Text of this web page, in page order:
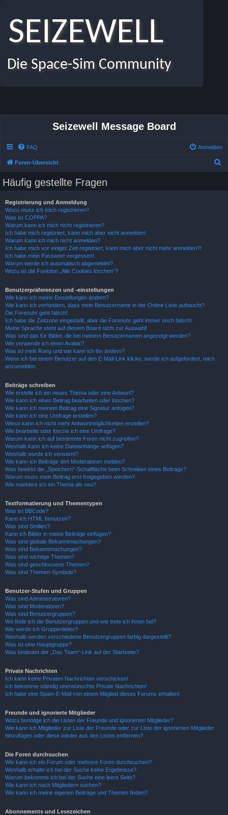
SEIZEWELL
Die Space-Sim Community
Seizewell Message Board
FAQ Anmelden
Foren-Übersicht
Häufig gestellte Fragen
Registrierung und Anmeldung
Wozu muss ich mich registrieren?
Was ist COPPA?
Warum kann ich mich nicht registrieren?
Ich habe mich registriert, kann mich aber nicht anmelden!
Warum kann ich mich nicht anmelden?
Ich habe mich vor einiger Zeit registriert, kann mich aber nicht mehr anmelden?!
Ich habe mein Passwort vergessen!
Warum werde ich automatisch abgemeldet?
Wozu ist die Funktion „Alle Cookies löschen“?
Benutzerpräferenzen und -einstellungen
Wie kann ich meine Einstellungen ändern?
Wie kann ich verhindern, dass mein Benutzername in der Online-Liste auftaucht?
Die Forenuhr geht falsch!
Ich habe die Zeitzone eingestellt, aber die Forenuhr geht immer noch falsch!
Meine Sprache steht auf diesem Board nicht zur Auswahl!
Was sind das für Bilder, die bei meinem Benutzernamen angezeigt werden?
Wie verwende ich einen Avatar?
Was ist mein Rang und wie kann ich ihn ändern?
Wenn ich bei einem Benutzer auf den E-Mail-Link klicke, werde ich aufgefordert, mich
anzumelden.
Beiträge schreiben
Wie erstelle ich ein neues Thema oder eine Antwort?
Wie kann ich einen Beitrag bearbeiten oder löschen?
Wie kann ich meinem Beitrag eine Signatur anfügen?
Wie kann ich eine Umfrage erstellen?
Wieso kann ich nicht mehr Antwortmöglichkeiten erstellen?
Wie bearbeite oder lösche ich eine Umfrage?
Warum kann ich auf bestimmte Foren nicht zugreifen?
Weshalb kann ich keine Dateianhänge anfügen?
Weshalb wurde ich verwarnt?
Wie kann ich Beiträge den Moderatoren melden?
Was bewirkt die „Speichern“-Schaltfläche beim Schreiben eines Beitrags?
Warum muss mein Beitrag erst freigegeben werden?
Wie markiere ich ein Thema als neu?
Textformatierung und Thementypen
Was ist BBCode?
Kann ich HTML benutzen?
Was sind Smilies?
Kann ich Bilder in meine Beiträge einfügen?
Was sind globale Bekanntmachungen?
Was sind Bekanntmachungen?
Was sind wichtige Themen?
Was sind geschlossene Themen?
Was sind Themen-Symbole?
Benutzer-Stufen und Gruppen
Was sind Administratoren?
Was sind Moderatoren?
Was sind Benutzergruppen?
Wo finde ich die Benutzergruppen und wie trete ich ihnen bei?
Wie werde ich Gruppenleiter?
Weshalb werden verschiedene Benutzergruppen farbig dargestellt?
Was ist eine Hauptgruppe?
Was bedeutet der „Das Team“-Link auf der Startseite?
Private Nachrichten
Ich kann keine Privaten Nachrichten verschicken!
Ich bekomme ständig unerwünschte Private Nachrichten!
Ich habe eine Spam-E-Mail von einem Mitglied dieses Forums erhalten!
Freunde und ignorierte Mitglieder
Wozu benötige ich die Listen der Freunde und ignorierten Mitglieder?
Wie kann ich Mitglieder zur Liste der Freunde oder zur Liste der ignorierten Mitglieder
hinzufügen oder diese wieder aus den Listen entfernen?
Die Foren durchsuchen
Wie kann ich ein Forum oder mehrere Foren durchsuchen?
Weshalb erhalte ich bei der Suche keine Ergebnisse?
Warum bekomme ich bei der Suche eine leere Seite?
Wie kann ich nach Mitgliedern suchen?
Wie kann ich meine eigenen Beiträge und Themen finden?
Abonnements und Lesezeichen